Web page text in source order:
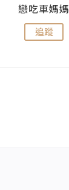
戀吃車媽媽
追蹤